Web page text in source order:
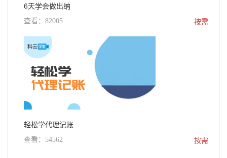
6天学会做出纳
按需
查看：82005
轻松学代理记账
按需
查看：54562